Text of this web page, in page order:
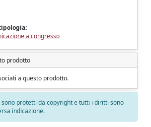
a congresso
prodotto
a questo prodotto.
sono protetti da copyright e tutti i diritti sono
indicazione.